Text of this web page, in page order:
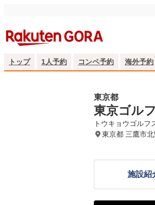
トップ 1人予約 コンペ予約 海外予約
東京都
東京ゴル
トウキョウゴルフ
東京都 三鷹市
施設紹